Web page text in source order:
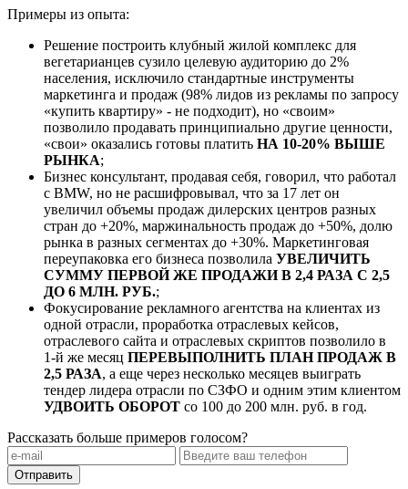
Примеры из опыта:
Решение построить клубный жилой комплекс для
вегетарианцев сузило целевую аудиторию до 2%
населения, исключило стандартные инструменты
маркетинга и продаж (98% лидов из рекламы по запросу
«купить квартиру» - не подходит), но «своим»
позволило продавать принципиально другие ценности,
«свои» оказались готовы платить НА 10-20% ВЫШЕ
РЫНКА;
Бизнес консультант, продавая себя, говорил, что работал
с BMW, но не расшифровывал, что за 17 лет он
увеличил объемы продаж дилерских центров разных
стран до +20%, маржинальность продаж до +50%, долю
рынка в разных сегментах до +30%. Маркетинговая
переупаковка его бизнеса позволила УВЕЛИЧИТЬ
СУММУ ПЕРВОЙ ЖЕ ПРОДАЖИ В 2,4 РАЗА С 2,5
ДО 6 МЛН. РУБ.;
Фокусирование рекламного агентства на клиентах из
одной отрасли, проработка отраслевых кейсов,
отраслевого сайта и отраслевых скриптов позволило в
1-й же месяц ПЕРЕВЫПОЛНИТЬ ПЛАН ПРОДАЖ В
2,5 РАЗА, а еще через несколько месяцев выиграть
тендер лидера отрасли по СЗФО и одним этим клиентом
УДВОИТЬ ОБОРОТ со 100 до 200 млн. руб. в год.
Рассказать больше примеров голосом?
Отправить